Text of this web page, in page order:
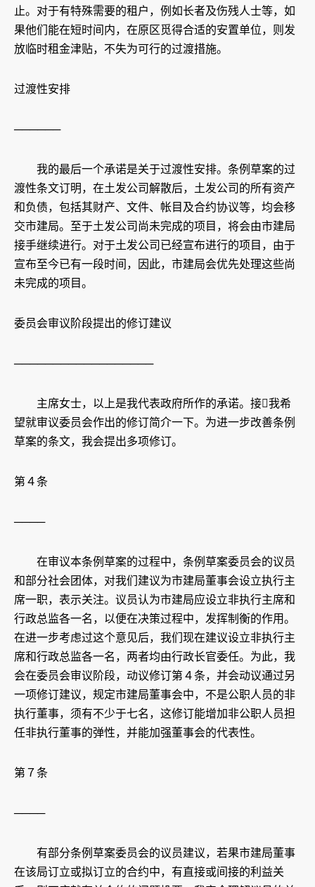
止。对于有特殊需要的租户，例如长者及伤残人士等，如
果他们能在短时间内，在原区觅得合适的安置单位，则发
放临时租金津贴，不失为可行的过渡措施。
过渡性安排
──────
我的最后一个承诺是关于过渡性安排。条例草案的过
渡性条文订明，在土发公司解散后，土发公司的所有资产
和负债，包括其财产、文件、帐目及合约协议等，均会移
交市建局。至于土发公司尚未完成的项目，将会由市建局
接手继续进行。对于土发公司已经宣布进行的项目，由于
宣布至今已有一段时间，因此，市建局会优先处理这些尚
未完成的项目。
委员会审议阶段提出的修订建议
──────────────────
主席女士，以上是我代表政府所作的承诺。接我希
望就审议委员会作出的修订简介一下。为进一步改善条例
草案的条文，我会提出多项修订。
第４条
────
在审议本条例草案的过程中，条例草案委员会的议员
和部分社会团体，对我们建议为市建局董事会设立执行主
席一职，表示关注。议员认为市建局应设立非执行主席和
行政总监各一名，以便在决策过程中，发挥制衡的作用。
在进一步考虑过这个意见后，我们现在建议设立非执行主
席和行政总监各一名，两者均由行政长官委任。为此，我
会在委员会审议阶段，动议修订第４条，并会动议通过另
一项修订建议，规定市建局董事会中，不是公职人员的非
执行董事，须有不少于七名，这修订能增加非公职人员担
任非执行董事的弹性，并能加强董事会的代表性。
第７条
────
有部分条例草案委员会的议员建议，若果市建局董事
在该局订立或拟订立的合约中，有直接或间接的利益关